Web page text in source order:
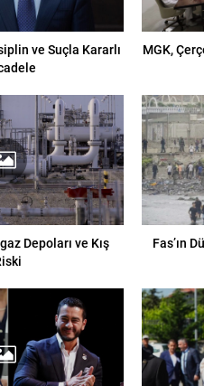
ve Suçla Kararlı
MGK,
Depoları ve Kış
Fas’ın